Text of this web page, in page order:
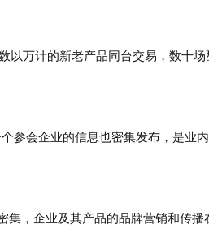
以万计的新老产品同台交易，数十场
参会企业的信息也密集发布，是业
集，企业及其产品的品牌营销和传播